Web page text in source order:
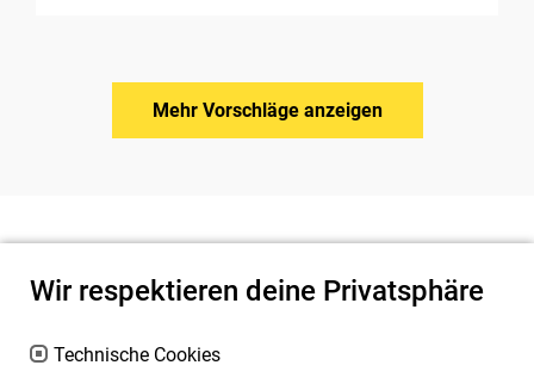
Mehr Vorschläge anzeigen
Wir respektieren deine Privatsphäre
Technische Cookies